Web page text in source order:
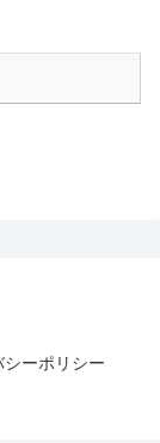
シーポリシー